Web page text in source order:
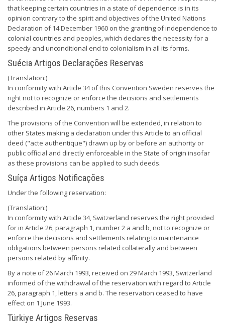
that keeping certain countries in a state of dependence is in its
opinion contrary to the spirit and objectives of the United Nations
Declaration of 14 December 1960 on the granting of independence to
colonial countries and peoples, which declares the necessity for a
speedy and unconditional end to colonialism in all its forms.
Suécia Artigos Declarações Reservas
(Translation:)
In conformity with Article 34 of this Convention Sweden reserves the
right not to recognize or enforce the decisions and settlements
described in Article 26, numbers 1 and 2.
The provisions of the Convention will be extended, in relation to
other States making a declaration under this Article to an official
deed ("acte authentique") drawn up by or before an authority or
public official and directly enforceable in the State of origin insofar
as these provisions can be applied to such deeds.
Suíça Artigos Notificações
Under the following reservation:
(Translation:)
In conformity with Article 34, Switzerland reserves the right provided
for in Article 26, paragraph 1, number 2 a and b, not to recognize or
enforce the decisions and settlements relating to maintenance
obligations between persons related collaterally and between
persons related by affinity.
By a note of 26 March 1993, received on 29 March 1993, Switzerland
informed of the withdrawal of the reservation with regard to Article
26, paragraph 1, letters a and b. The reservation ceased to have
effect on 1 June 1993.
Türkiye Artigos Reservas